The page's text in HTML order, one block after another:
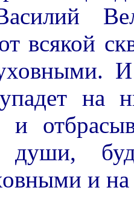
всякой
на
и
души,
и на